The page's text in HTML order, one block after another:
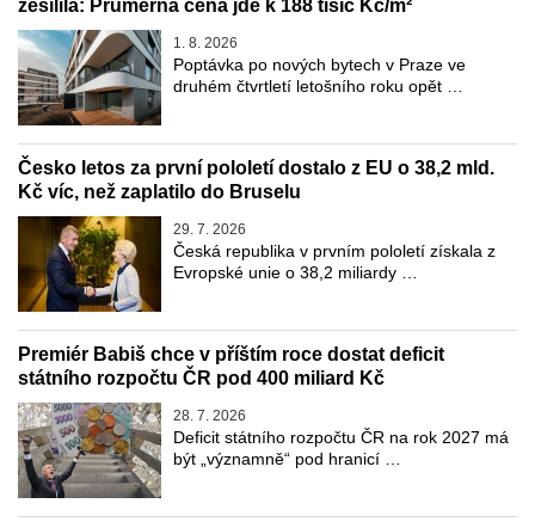
zesílila: Průměrná cena jde k 188 tisíc Kč/m²
1. 8. 2026
Poptávka po nových bytech v Praze ve
druhém čtvrtletí letošního roku opět …
Česko letos za první pololetí dostalo z EU o 38,2 mld.
Kč víc, než zaplatilo do Bruselu
29. 7. 2026
Česká republika v prvním pololetí získala z
Evropské unie o 38,2 miliardy …
Premiér Babiš chce v příštím roce dostat deficit
státního rozpočtu ČR pod 400 miliard Kč
28. 7. 2026
Deficit státního rozpočtu ČR na rok 2027 má
být „významně“ pod hranicí …